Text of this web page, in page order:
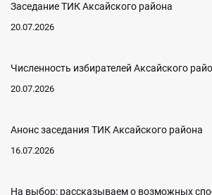
Заседание ТИК Аксайского района
20.07.2026
Численность избирателей Аксайского
20.07.2026
Анонс заседания ТИК Аксайского района
16.07.2026
На выбор: рассказываем о возможных